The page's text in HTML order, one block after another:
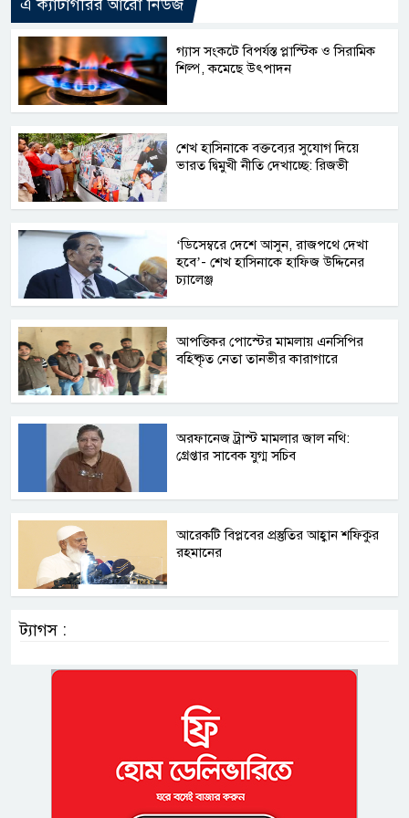
এ ক্যাটাগরির আরো নিউজ
গ্যাস সংকটে বিপর্যস্ত প্লাস্টিক ও সিরামিক
শিল্প, কমেছে উৎপাদন
শেখ হাসিনাকে বক্তব্যের সুযোগ দিয়ে
ভারত দ্বিমুখী নীতি দেখাচ্ছে: রিজভী
‘ডিসেম্বরে দেশে আসুন, রাজপথে দেখা
হবে’- শেখ হাসিনাকে হাফিজ উদ্দিনের
চ্যালেঞ্জ
আপত্তিকর পোস্টের মামলায় এনসিপির
বহিষ্কৃত নেতা তানভীর কারাগারে
অরফানেজ ট্রাস্ট মামলার জাল নথি:
গ্রেপ্তার সাবেক যুগ্ম সচিব
আরেকটি বিপ্লবের প্রস্তুতির আহ্বান শফিকুর
রহমানের
ট্যাগস :